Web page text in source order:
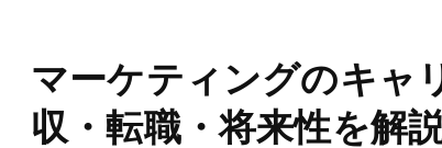
マーケティングのキャ
収・転職・将来性を解